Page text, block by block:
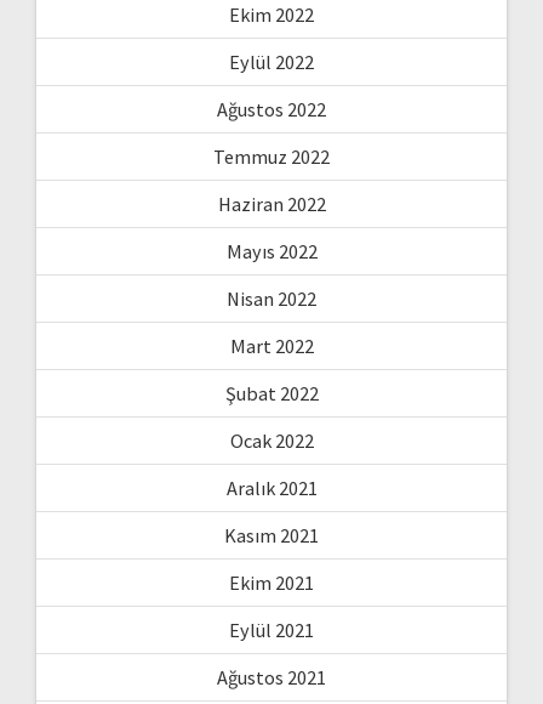
Ekim 2022
Eylül 2022
Ağustos 2022
Temmuz 2022
Haziran 2022
Mayıs 2022
Nisan 2022
Mart 2022
Şubat 2022
Ocak 2022
Aralık 2021
Kasım 2021
Ekim 2021
Eylül 2021
Ağustos 2021